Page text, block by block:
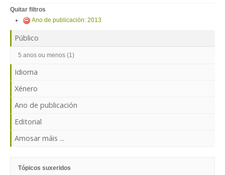
Quitar filtros
Ano de publicación: 2013
Público
5 anos ou menos (1)
Idioma
Xénero
Ano de publicación
Editorial
Amosar máis ...
Tópicos suxeridos